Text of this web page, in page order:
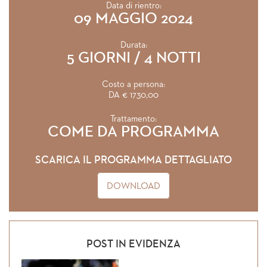
Data di rientro:
09 MAGGIO 2024
Durata:
5 GIORNI / 4 NOTTI
Costo a persona:
DA € 1730,00
Trattamento:
COME DA PROGRAMMA
SCARICA IL PROGRAMMA DETTAGLIATO
DOWNLOAD
POST IN EVIDENZA